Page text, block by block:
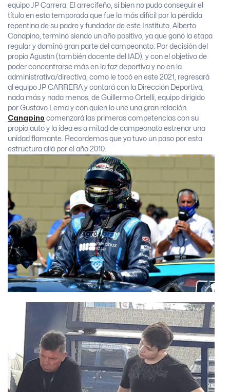
equipo JP Carrera. El arrecifeño, si bien no pudo conseguir el
título en esta temporada que fue la más difícil por la pérdida
repentina de su padre y fundador de este Instituto, Alberto
Canapino, terminó siendo un año positivo, ya que ganó la etapa
regular y dominó gran parte del campeonato. Por decisión del
propio Agustín (también docente del IAD), y con el objetivo de
poder concentrarse más en la faz deportiva y no en la
administrativa/directiva, como le tocó en este 2021, regresará
al equipo JP CARRERA y contará con la Dirección Deportiva,
nada más y nada menos, de Guillermo Ortelli, equipo dirigido
por Gustavo Lema y con quien lo une una gran relación.
Canapino comenzará las primeras competencias con su
propio auto y la idea es a mitad de campeonato estrenar una
unidad flamante. Recordemos que ya tuvo un paso por esta
estructura allá por el año 2010.